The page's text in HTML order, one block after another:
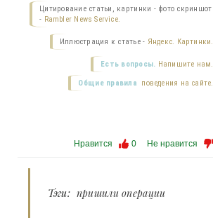
Цитирование статьи, картинки - фото скриншот
- Rambler News Service.
Иллюстрация к статье - Яндекс. Картинки.
Есть вопросы. Напишите нам.
Общие правила поведения на сайте.
Нравится 0 Не нравится
Тэги: пришили операции